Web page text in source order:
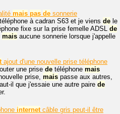
mais pas de sonnerie
à cadran S63 et je viens de le
fixe sur la prise femelle ADSL de
mais aucune sonnerie lorsque j'appelle
ajout d'une nouvelle prise téléphone
une prise de téléphone mais
prise, mais passe aux autres,
il que j'essaie une autre paire de
internetcâble gris peut-il être